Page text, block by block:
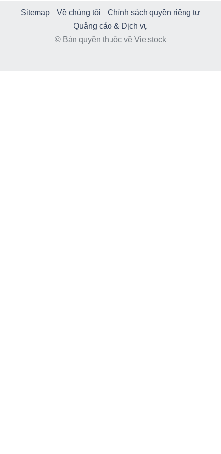
Sitemap Về chúng tôi
Chính sách quyền riêng tư
Quảng cáo & Dịch vụ
© Bản quyền thuộc về Vietstock